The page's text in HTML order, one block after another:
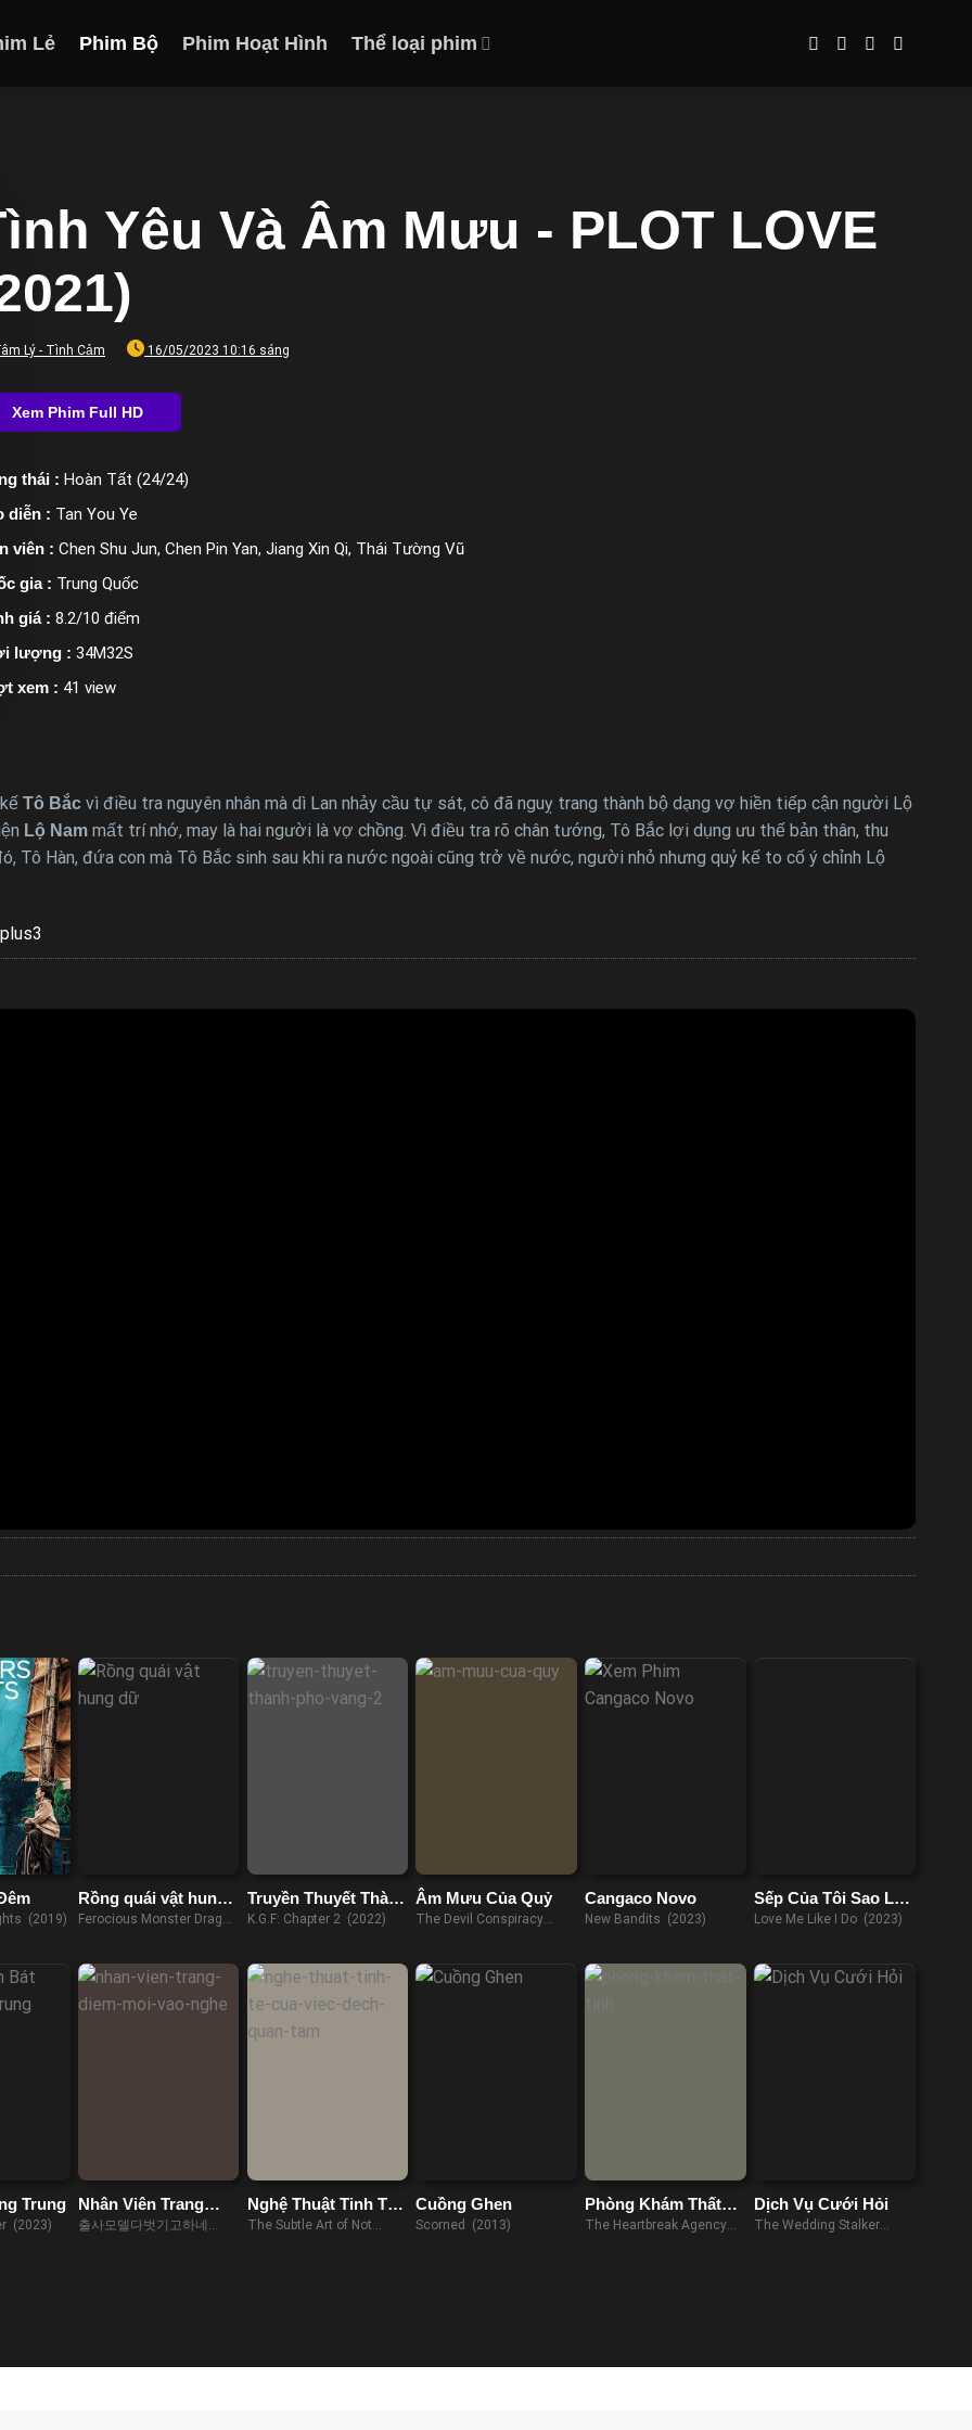
Lẻ Phim Bộ Phim Hoạt Hình Thể loại phim
Yêu Và Âm Mưu - PLOT LOVE
Lý - Tình Cảm 16/05/2023 10:16 sáng
thái : Hoàn Tất (24/24)
diễn : Tan You Ye
viên : Chen Shu Jun, Chen Pin Yan, Jiang Xin Qi, Thái Tường Vũ
gia : Trung Quốc
giá : 8.2/10 điểm
lượng : 34M32S
xem : 41 view
Tô Bắc vì điều tra nguyên nhân mà dì Lan nhảy cầu tự sát, cô đã nguỵ trang thành bộ dạng vợ hiền tiếp cận người Lộ
Lộ Nam mất trí nhớ, may là hai người là vợ chồng. Vì điều tra rõ chân tướng, Tô Bắc lợi dụng ưu thế bản thân, thu
Tô Hàn, đứa con mà Tô Bắc sinh sau khi ra nước ngoài cũng trở về nước, người nhỏ nhưng quỷ kế to cố ý chỉnh Lộ
(2019)
Rồng quái vật hung
dữ
Ferocious Monster Dragon
Truyền Thuyết Thành
Phố Vàng 2
K.G.F: Chapter 2 (2022)
Âm Mưu Của Quỷ
The Devil Conspiracy
Cangaco Novo
New Bandits (2023)
Sếp Của Tôi Sao Lại
Như Vậy
Love Me Like I Do (2023)
Trung
(2023)
Nhân Viên Trang
Điểm Mới Vào Nghề
출사모델다벗기고하네
Nghệ Thuật Tinh Tế
Của Việc Đếch Quan
The Subtle Art of Not
Cuồng Ghen
Scorned (2013)
Phòng Khám Thất
Tình
The Heartbreak Agency
Dịch Vụ Cưới Hỏi
The Wedding Stalker